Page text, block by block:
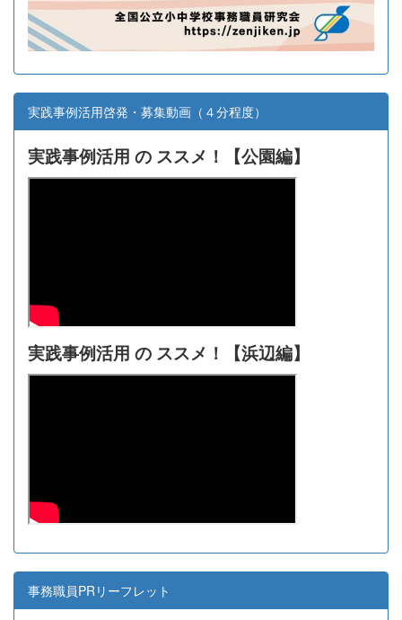
実践事例活用啓発・募集動画（４分程度）
実践事例活用 の ススメ！【公園編】
実践事例活用 の ススメ！【浜辺編】
事務職員PRリーフレット